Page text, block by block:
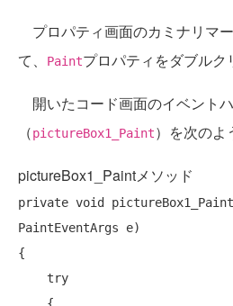
プロパティ画面のカミナリマ
て、
Paintプロパティをダブルク
開いたコード画面のイベント
（pictureBox1_Paint）を次のよ
pictureBox1_Paintメソッド
private void
PaintEventArgs e)
{
try